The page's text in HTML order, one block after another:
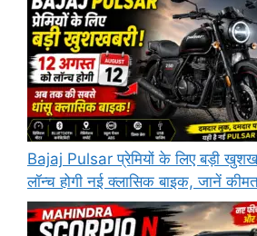
Bajaj Pulsar प्रेमियों के लिए बड़ी
लॉन्च होगी नई क्लासिक बाइक, जानें